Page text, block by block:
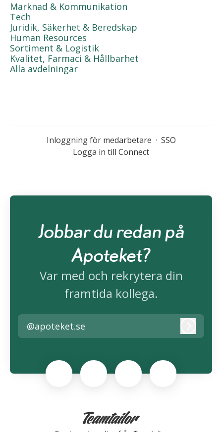
Marknad & Kommunikation
Tech
Juridik, Säkerhet & Beredskap
Human Resources
Sortiment & Logistik
Kvalitet, Farmaci & Hållbarhet
Alla avdelningar
Inloggning för medarbetare · SSO
Logga in till Connect
Jobbar du redan på
Apoteket?
Var med och rekrytera din
framtida kollega.
@apoteket.se